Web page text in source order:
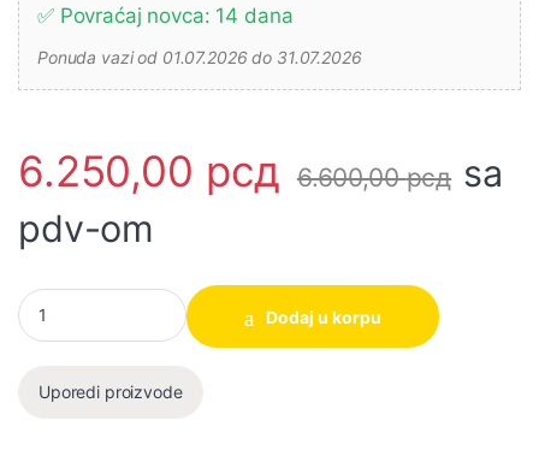
✅ Povraćaj novca: 14 dana
Ponuda vazi od 01.07.2026 do 31.07.2026
6.250,00 рсд 6.600,00рсд sa
pdv-om
Električna šlajferica RS3216 320W SUPER INGCO količina
Dodaj u korpu
Uporedi proizvode